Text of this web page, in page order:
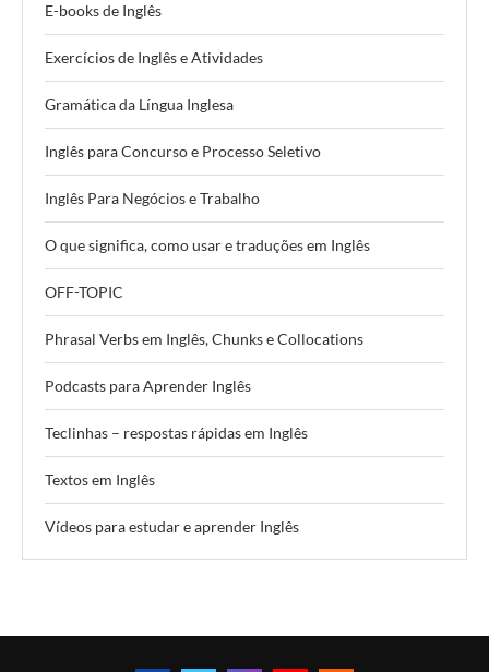
E-books de Inglês
Exercícios de Inglês e Atividades
Gramática da Língua Inglesa
Inglês para Concurso e Processo Seletivo
Inglês Para Negócios e Trabalho
O que significa, como usar e traduções em Inglês
OFF-TOPIC
Phrasal Verbs em Inglês, Chunks e Collocations
Podcasts para Aprender Inglês
Teclinhas – respostas rápidas em Inglês
Textos em Inglês
Vídeos para estudar e aprender Inglês